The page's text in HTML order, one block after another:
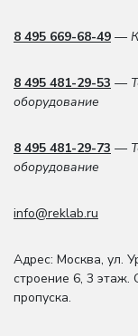
8 495 669-68-49 —
8 495 481-29-53 —
оборудование
8 495 481-29-73 —
оборудование
info@reklab.ru
Адрес: Москва, ул.
строение 6, 3 этаж.
пропуска.